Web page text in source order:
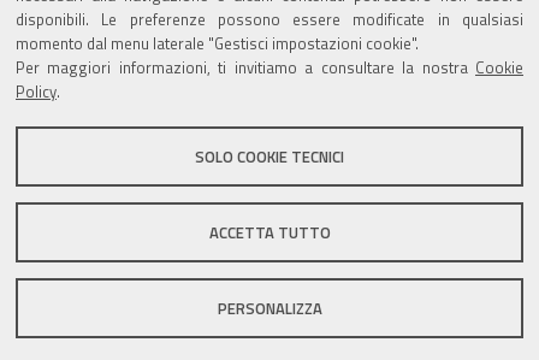
disponibili. Le preferenze possono essere modificate in qualsiasi
momento dal menu laterale "Gestisci impostazioni cookie".
Per maggiori informazioni, ti invitiamo a consultare la nostra Cookie
Policy.
SOLO COOKIE TECNICI
ACCETTA TUTTO
PERSONALIZZA
Sito istituzionale Comune di Zola Predosa
Privacy policy|DPO|Accessibilità